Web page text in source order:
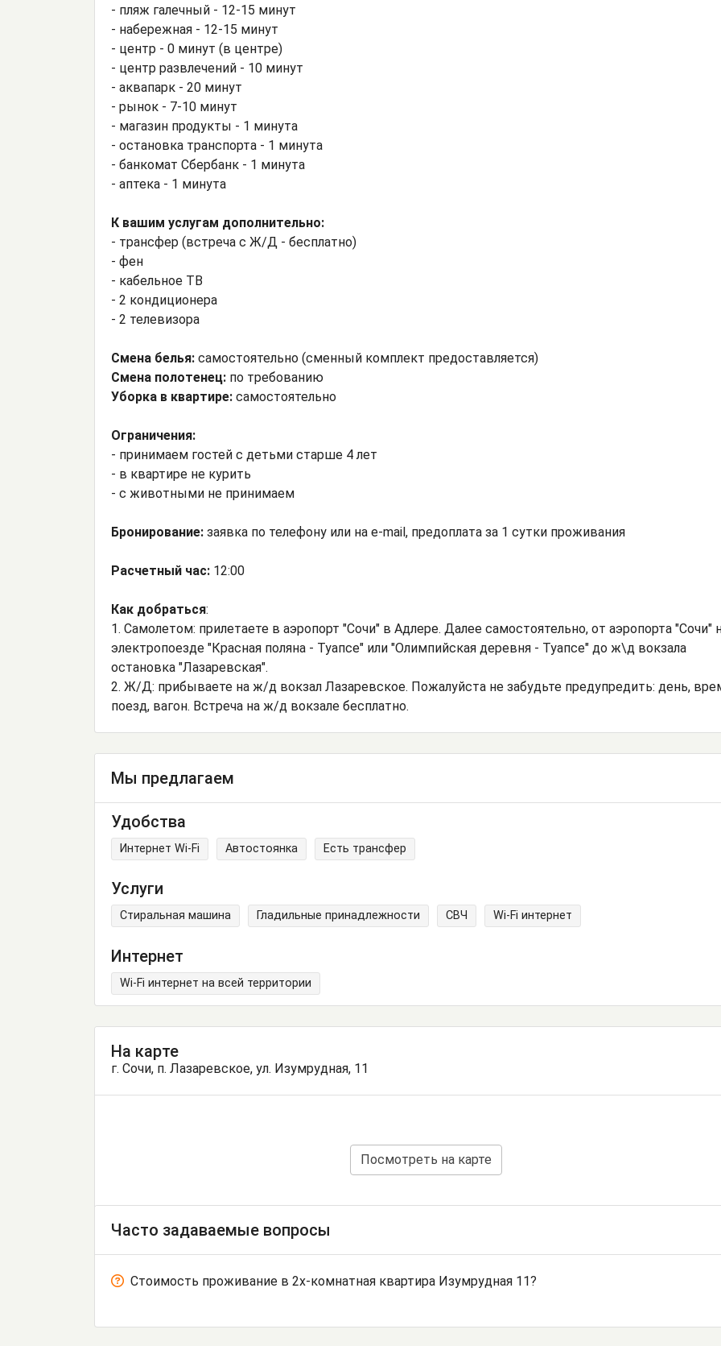
- пляж галечный - 12-15 минут
- набережная - 12-15 минут
- центр - 0 минут (в центре)
- центр развлечений - 10 минут
- аквапарк - 20 минут
- рынок - 7-10 минут
- магазин продукты - 1 минута
- остановка транспорта - 1 минута
- банкомат Сбербанк - 1 минута
- аптека - 1 минута
К вашим услугам дополнительно:
- трансфер (встреча с Ж/Д - бесплатно)
- фен
- кабельное ТВ
- 2 кондиционера
- 2 телевизора
Смена белья: самостоятельно (сменный комплект предоставляется)
Смена полотенец: по требованию
Уборка в квартире: самостоятельно
Ограничения:
- принимаем гостей с детьми старше 4 лет
- в квартире не курить
- с животными не принимаем
Бронирование: заявка по телефону или на e-mail, предоплата за 1 сутки проживания
Расчетный час: 12:00
Как добраться:
1. Самолетом: прилетаете в аэропорт "Сочи" в Адлере. Далее самостоятельно, от аэропорта "Сочи"
электропоезде "Красная поляна - Туапсе" или "Олимпийская деревня - Туапсе" до ж\д вокзала
остановка "Лазаревская".
2. Ж/Д: прибываете на ж/д вокзал Лазаревское. Пожалуйста не забудьте предупредить: день,
поезд, вагон. Встреча на ж/д вокзале бесплатно.
Мы предлагаем
Удобства
Интернет Wi-Fi Автостоянка Есть трансфер
Услуги
Стиральная машина Гладильные принадлежности СВЧ Wi-Fi интернет
Интернет
Wi-Fi интернет на всей территории
На карте
г. Сочи, п. Лазаревское, ул. Изумрудная, 11
Посмотреть на карте
Часто задаваемые вопросы
Стоимость проживание в 2х-комнатная квартира Изумрудная 11?